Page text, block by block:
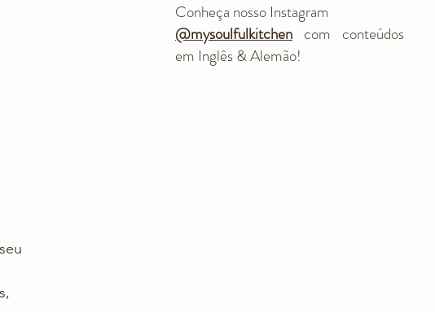
Conheça nosso Instagram
@mysoulfulkitchen com conteúdos
em Inglês & Alemão!